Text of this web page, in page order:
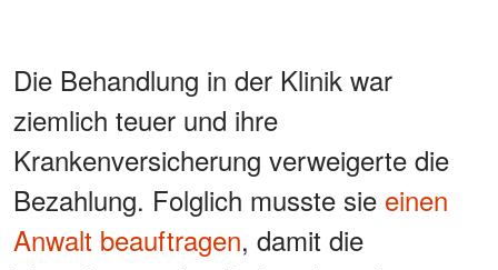
Die Behandlung in der Klinik war
ziemlich teuer und ihre
Krankenversicherung verweigerte die
Bezahlung. Folglich musste sie einen
Anwalt beauftragen, damit die